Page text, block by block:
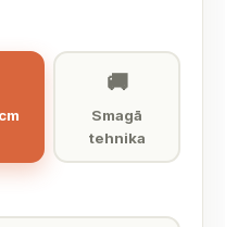
🚚
Smagā
tehnika